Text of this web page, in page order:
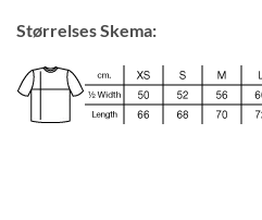
Størrelses Skema: